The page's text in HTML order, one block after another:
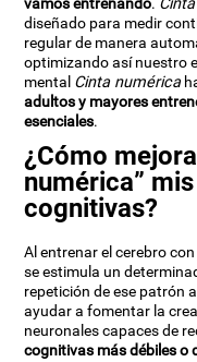
vamos entrenando.
diseñado para medir
regular de manera
optimizando así nuestro
mental Cinta numérica
adultos y mayores
esenciales.
¿Cómo
numérica”
cognitivas?
Al entrenar el cerebro
se estimula un
repetición de ese patrón
ayudar a fomentar la
neuronales capaces de
cognitivas más débiles o